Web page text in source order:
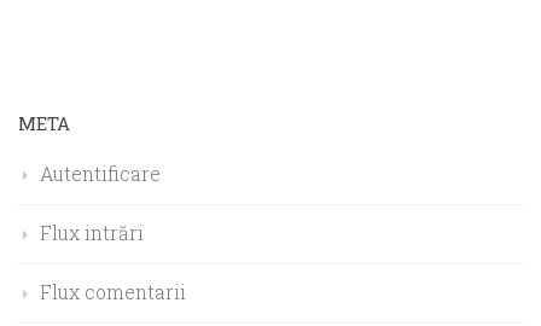
META
Autentificare
Flux intrări
Flux comentarii